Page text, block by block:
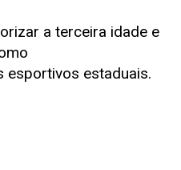
a terceira idade e
esportivos estaduais.